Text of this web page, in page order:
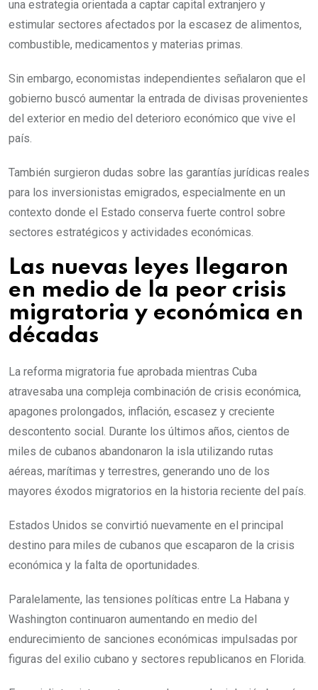
una estrategia orientada a captar capital extranjero y
estimular sectores afectados por la escasez de alimentos,
combustible, medicamentos y materias primas.
Sin embargo, economistas independientes señalaron que el
gobierno buscó aumentar la entrada de divisas provenientes
del exterior en medio del deterioro económico que vive el
país.
También surgieron dudas sobre las garantías jurídicas reales
para los inversionistas emigrados, especialmente en un
contexto donde el Estado conserva fuerte control sobre
sectores estratégicos y actividades económicas.
Las nuevas leyes llegaron
en medio de la peor crisis
migratoria y económica en
décadas
La reforma migratoria fue aprobada mientras Cuba
atravesaba una compleja combinación de crisis económica,
apagones prolongados, inflación, escasez y creciente
descontento social. Durante los últimos años, cientos de
miles de cubanos abandonaron la isla utilizando rutas
aéreas, marítimas y terrestres, generando uno de los
mayores éxodos migratorios en la historia reciente del país.
Estados Unidos se convirtió nuevamente en el principal
destino para miles de cubanos que escaparon de la crisis
económica y la falta de oportunidades.
Paralelamente, las tensiones políticas entre La Habana y
Washington continuaron aumentando en medio del
endurecimiento de sanciones económicas impulsadas por
figuras del exilio cubano y sectores republicanos en Florida.